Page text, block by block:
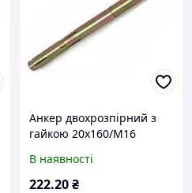
Анкер двохрозпірний з
гайкою 20х160/М16
В наявності
222.20₴